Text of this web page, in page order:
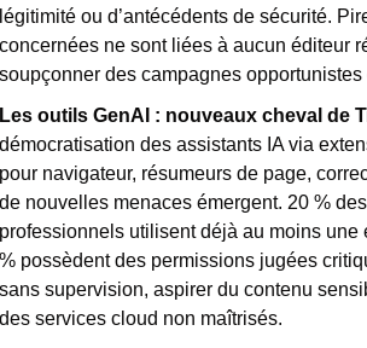
légitimité ou d’antécédents de sécurité.
concernées ne sont liées à aucun éditeur
soupçonner des campagnes opportunistes
Les outils GenAI : nouveaux cheval de
démocratisation des assistants IA via
pour navigateur, résumeurs de page,
de nouvelles menaces émergent. 20 %
professionnels utilisent déjà au moins une
% possèdent des permissions jugées
sans supervision, aspirer du contenu
des services cloud non maîtrisés.